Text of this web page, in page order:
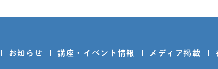
お知らせ 講座・イベント情報 メディア掲載